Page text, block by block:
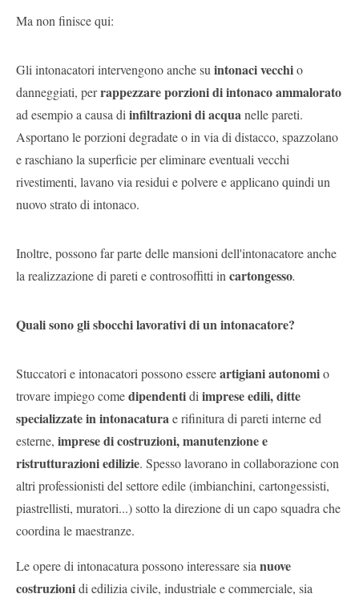
Ma non finisce qui:
Gli intonacatori intervengono anche su intonaci vecchio
danneggiati, perrappezzare porzioni di intonaco ammalorato
ad esempio a causa di infiltrazioni di acquanelle pareti.
Asportano le porzioni degradate o in via di distacco, spazzolano
e raschiano la superficie per eliminare eventuali vecchi
rivestimenti, lavano via residui e polvere e applicano quindi un
nuovo strato di intonaco.
Inoltre, possono far parte delle mansioni dell'intonacatore anche
la realizzazione di pareti e controsoffitti in cartongesso.
Quali sono gli sbocchi lavorativi di un intonacatore?
Stuccatori e intonacatori possono essereartigiani autonomio
trovare impiego comedipendentidi imprese edili, ditte
specializzate in intonacaturae rifinitura di pareti interne ed
esterne, imprese di costruzioni, manutenzione e
ristrutturazioni edilizie. Spesso lavorano in collaborazione con
altri professionisti del settore edile (imbianchini, cartongessisti,
piastrellisti, muratori...) sotto la direzione di un capo squadra che
coordina le maestranze.
Le opere di intonacatura possono interessare sia nuove
costruzionidi edilizia civile, industriale e commerciale, sia